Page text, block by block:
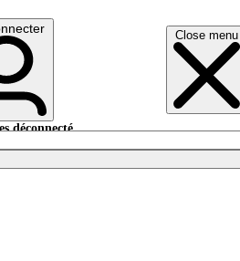
Close menu
déconnecté.